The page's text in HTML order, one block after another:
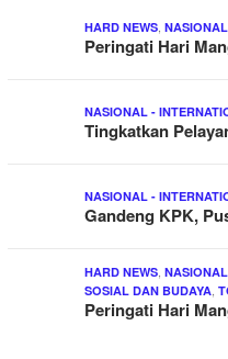
HARD NEWS
Peringati Hari
NASIONAL -
Tingkatkan
NASIONAL -
Gandeng KPK,
HARD NEWS
SOSIAL DAN BUDAYA
Peringati Hari